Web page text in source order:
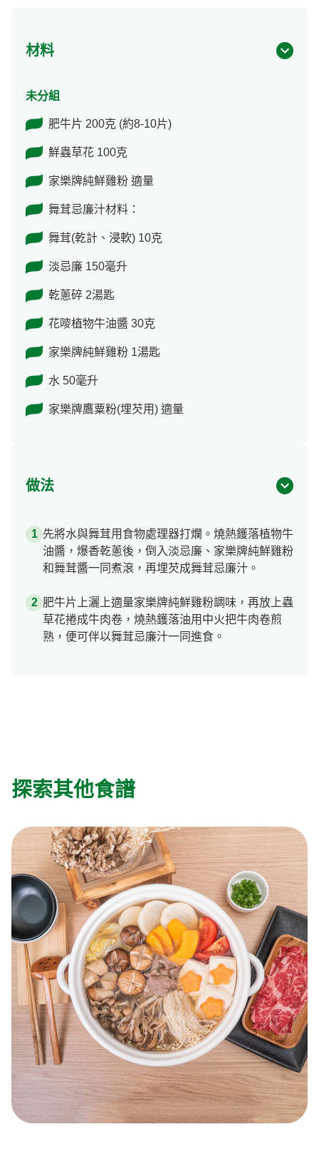
材料
未分組
肥牛片 200克 (約8-10片)
鮮蟲草花 100克
家樂牌純鮮雞粉 適量
舞茸忌廉汁材料：
舞茸(乾計、浸軟) 10克
淡忌廉 150毫升
乾蔥碎 2湯匙
花嘜植物牛油醬 30克
家樂牌純鮮雞粉 1湯匙
水 50毫升
家樂牌鷹粟粉(埋芡用) 適量
做法
先將水與舞茸用食物處理器打爛。燒熱鑊落植物牛
油醬，爆香乾蔥後，倒入淡忌廉、家樂牌純鮮雞粉
和舞茸醬一同煮滾，再埋芡成舞茸忌廉汁。
肥牛片上灑上適量家樂牌純鮮雞粉調味，再放上蟲
草花捲成牛肉卷，燒熱鑊落油用中火把牛肉卷煎
熟，便可伴以舞茸忌廉汁一同進食。
探索其他食譜